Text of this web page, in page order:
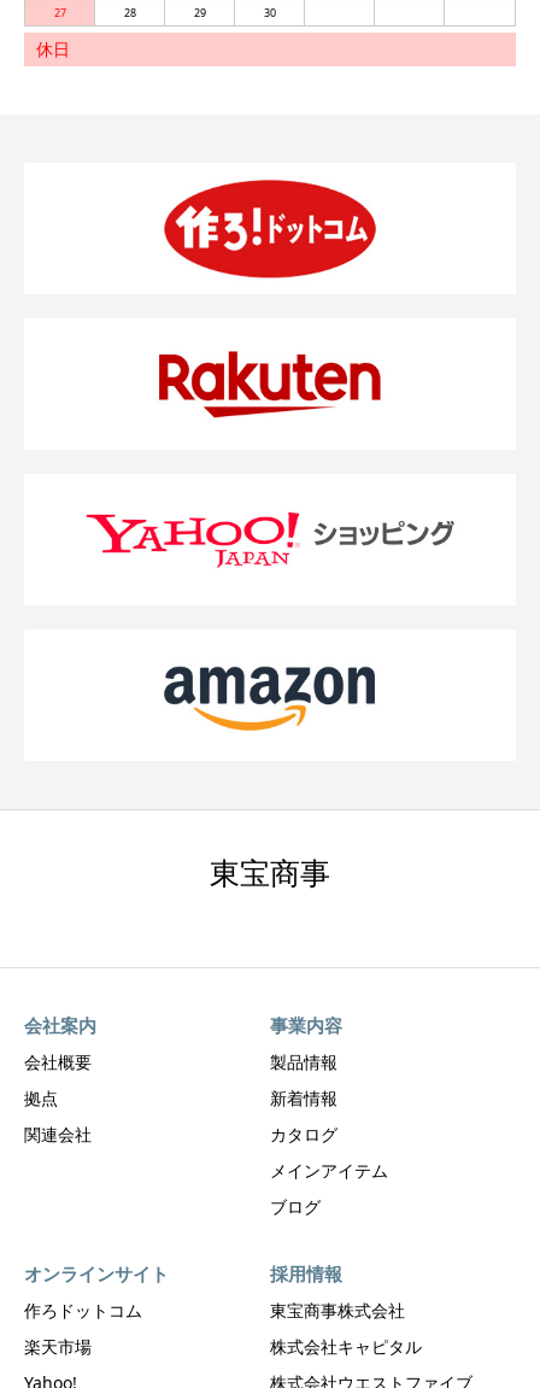
27
28 29 30
休日
東宝商事
会社案内
会社概要
拠点
関連会社
事業内容
製品情報
新着情報
カタログ
メインアイテム
ブログ
オンラインサイト
作ろドットコム
楽天市場
Yahoo!
採用情報
東宝商事株式会社
株式会社キャピタル
株式会社ウエストファイブ